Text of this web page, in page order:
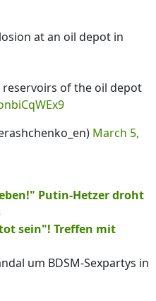
at an oil depot in
of the oil depot
March 5,
Putin-Hetzer droht
sein"! Treffen mit
um BDSM-Sexpartys in